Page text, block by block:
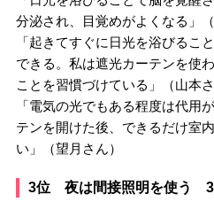
分泌され、目覚めがよくなる」（
「起きてすぐに日光を浴びるこ
できる。私は遮光カーテンを使
ことを習慣づけている」（山本さ
「電気の光でもある程度は代用
テンを開けた後、できるだけ室
い」（望月さん）
3位 夜は間接照明を使う